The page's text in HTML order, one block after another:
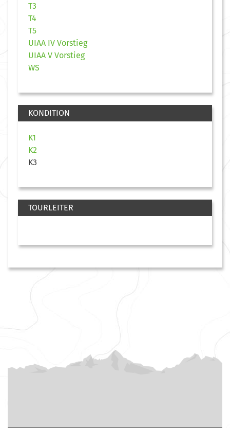
T3
T4
T5
UIAA IV Vorstieg
UIAA V Vorstieg
WS
KONDITION
K1
K2
K3
TOURLEITER